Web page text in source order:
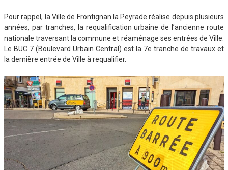
Pour rappel, la Ville de Frontignan la Peyrade réalise depuis plusieurs
années, par tranches, la requalification urbaine de l’ancienne route
nationale traversant la commune et réaménage ses entrées de Ville.
Le BUC 7 (Boulevard Urbain Central) est la 7e tranche de travaux et
la dernière entrée de Ville à requalifier.